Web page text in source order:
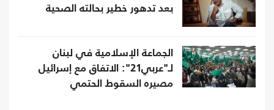
بعد تدهور خطير بحالته الصحية
الجماعة الإسلامية في لبنان
لـ"عربي21": الاتفاق مع إسرائيل
مصيره السقوط الحتمي